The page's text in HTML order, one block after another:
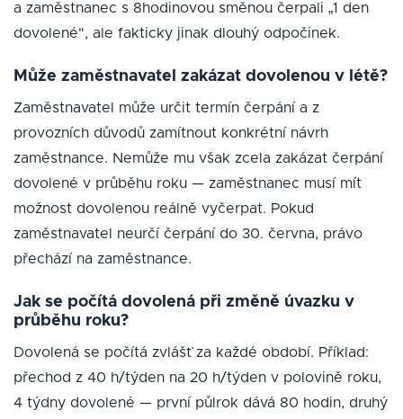
a zaměstnanec s 8hodinovou směnou čerpali „1 den
dovolené", ale fakticky jinak dlouhý odpočinek.
Může zaměstnavatel zakázat dovolenou v létě?
Zaměstnavatel může určit termín čerpání a z
provozních důvodů zamítnout konkrétní návrh
zaměstnance. Nemůže mu však zcela zakázat čerpání
dovolené v průběhu roku — zaměstnanec musí mít
možnost dovolenou reálně vyčerpat. Pokud
zaměstnavatel neurčí čerpání do 30. června, právo
přechází na zaměstnance.
Jak se počítá dovolená při změně úvazku v
průběhu roku?
Dovolená se počítá zvlášť za každé období. Příklad:
přechod z 40 h/týden na 20 h/týden v polovině roku,
4 týdny dovolené — první půlrok dává 80 hodin, druhý